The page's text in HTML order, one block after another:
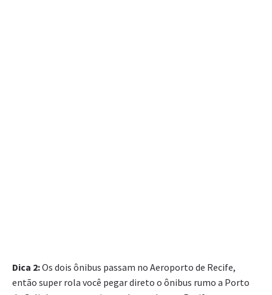
Dica 2:Os dois ônibus passam no Aeroporto de Recife,
então super rola você pegar direto o ônibus rumo a Porto